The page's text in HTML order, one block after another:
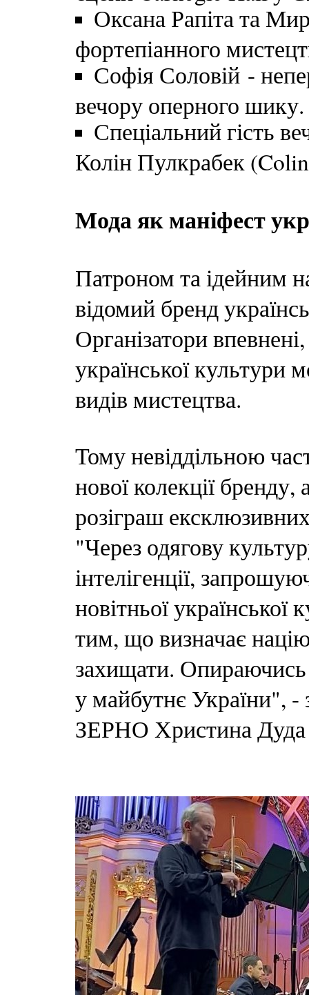
Оксана Рапіта та
фортепіанного
Софія Соловій -
вечору оперного шику.
Спеціальний гість
Колін Пулкрабек
Мода як маніфест
Патроном та ідейним
відомий бренд
Організатори
української культури
видів мистецтва.
Тому невіддільною
нової колекції
розіграш
"Через одягову
інтелігенції,
новітньої
тим, що визначає
захищати. Опираючись
у майбутнє України", -
ЗЕРНО Христина Дуда